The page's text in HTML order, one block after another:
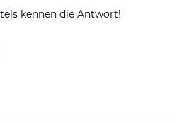
kennen die Antwort!